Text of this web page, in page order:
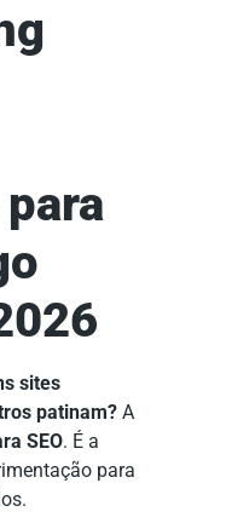
sites
patinam? A
SEO. É a
para